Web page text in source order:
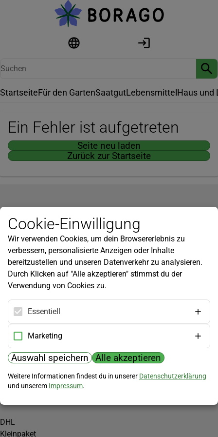
StartseiteFür den GartenSaatgutLebensmittel Haus und
Ein Fehler ist aufgetreten
Seite neu laden
Zurück zur Startseite
Newsletter
Infos zu neuen Produkten, Gartentipps und mehr findest du in
unserem Newsletter!
Jetzt anmelden
Hilfe
Kundenservice
Widerrufsbelehrung
Versandkosten
Zahlungsmöglichkeiten
PayPal
Vorkasse
Versand
DHL
Kleinpaket
Cookie-Einwilligung
Wir verwenden Cookies, um dein Browsererlebnis zu
verbessern, personalisierte Anzeigen oder Inhalte
bereitzustellen und unseren Datenverkehr zu analysieren.
Durch Klicken auf "Alle akzeptieren" stimmst du der
Verwendung von Cookies zu.
Essentiell
Marketing
Auswahl speichern Alle akzeptieren
Weitere Informationen findest du in unserer Datenschutzerklärung
und unserem Impressum.